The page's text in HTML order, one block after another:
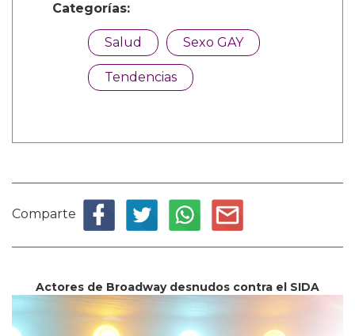
Categorías:
Salud Sexo GAY
Tendencias
Comparte
Actores de Broadway desnudos contra el SIDA